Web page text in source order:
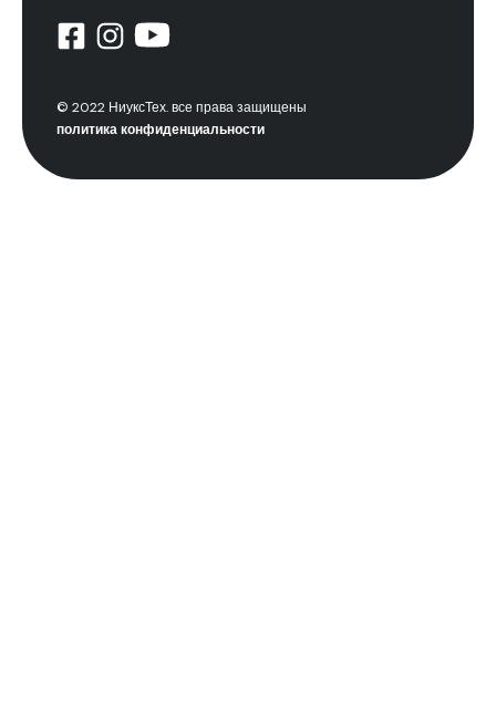
© 2022 НиуксТех. все права защищены
политика конфиденциальности